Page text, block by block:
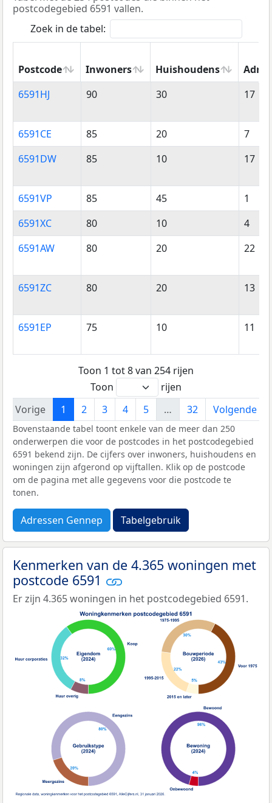
postcodegebied 6591 vallen.
Zoek in de tabel:
Postcode Inwoners Huishoudens
Postcode
Inwoners Huishoudens
6591HJ 90 30 17
6591CE 85 20
7
6591DW
85 10 17
6591VP 85 45
1
6591XC
80 10
4
6591AW
80 20 22
6591ZC 80 20 13
6591EP 75 10 11
Toon 1 tot 8 van 254 rijen
Toon
rijen
Vorige
1 2 3 4 5 … 32 Volgende
Bovenstaande tabel toont enkele van de meer dan 250
onderwerpen die voor de postcodes in het postcodegebied
6591 bekend zijn. De cijfers over inwoners, huishoudens en
woningen zijn afgerond op vijftallen. Klik op de postcode
om de pagina met alle gegevens voor die postcode te
tonen.
Adressen Gennep Tabelgebruik
Kenmerken van de 4.365 woningen met
postcode 6591
Er zijn 4.365 woningen in het postcodegebied 6591.